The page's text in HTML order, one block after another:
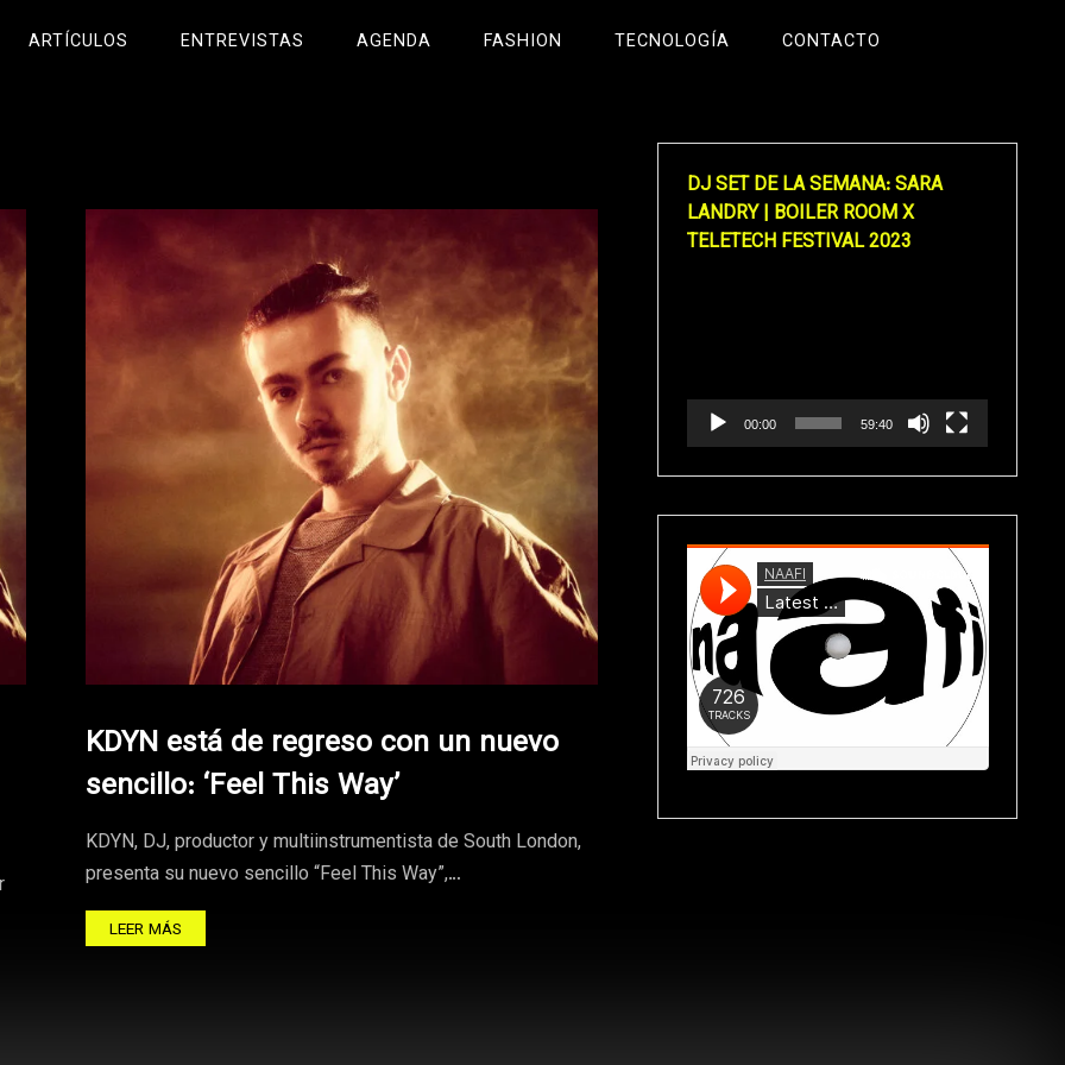
ARTÍCULOS ENTREVISTAS AGENDA FASHION TECNOLOGÍA CONTACTO
KDYN está de regreso con un nuevo
sencillo: ‘Feel This Way’
KDYN, DJ, productor y multiinstrumentista de South London,
presenta su nuevo sencillo “Feel This Way”,…
LEER MÁS
DJ SET DE LA SEMANA: SARA
LANDRY | BOILER ROOM X
TELETECH FESTIVAL 2023
00:00 59:40